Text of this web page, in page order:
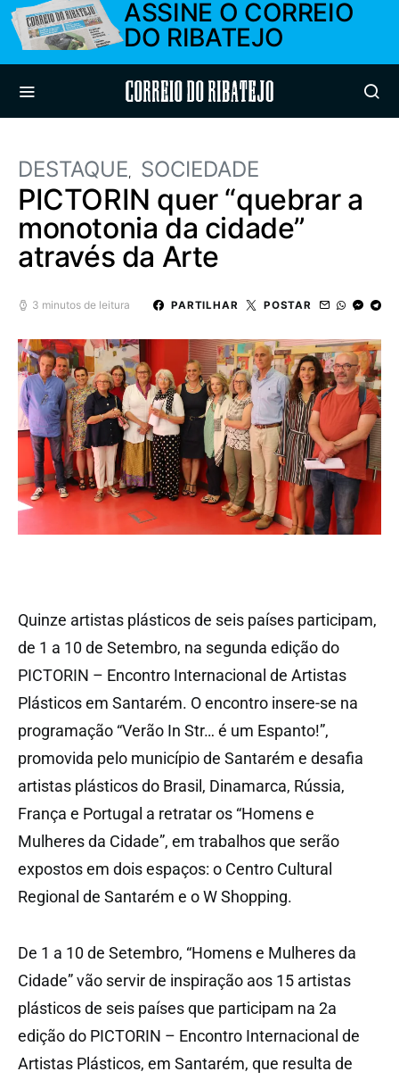
ASSINE O CORREIO
DO RIBATEJO
Correio do Ribatejo
DESTAQUE SOCIEDADE
PICTORIN quer “quebrar a
monotonia da cidade”
através da Arte
3 minutos de leitura PARTILHAR POSTAR
Quinze artistas plásticos de seis países participam,
de 1 a 10 de Setembro, na segunda edição do
PICTORIN – Encontro Internacional de Artistas
Plásticos em Santarém. O encontro insere-se na
programação “Verão In Str… é um Espanto!”,
promovida pelo município de Santarém e desafia
artistas plásticos do Brasil, Dinamarca, Rússia,
França e Portugal a retratar os “Homens e
Mulheres da Cidade”, em trabalhos que serão
expostos em dois espaços: o Centro Cultural
Regional de Santarém e o W Shopping.
De 1 a 10 de Setembro, “Homens e Mulheres da
Cidade” vão servir de inspiração aos 15 artistas
plásticos de seis países que participam na 2a
edição do PICTORIN – Encontro Internacional de
Artistas Plásticos, em Santarém, que resulta de